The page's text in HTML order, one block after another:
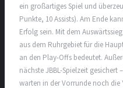
ein großartiges Spiel und
Punkte, 10 Assists). Am Ende
Erfolg sein. Mit dem
aus dem Ruhrgebiet für die
an den Play-Offs bedeutet.
nächste JBBL-Spielzeit gesichert
warten in der Vorrunde noch die